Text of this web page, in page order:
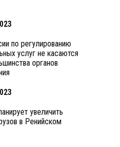
по регулированию
услуг не касаются
органов
увеличить
в Ренийском